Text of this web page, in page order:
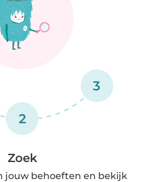
2
3
Zoek
jouw behoeften en bekijk